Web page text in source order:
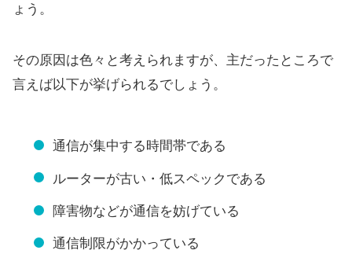
ょう。
その原因は色々と考えられますが、主だったところで
言えば以下が挙げられるでしょう。
通信が集中する時間帯である
ルーターが古い・低スペックである
障害物などが通信を妨げている
通信制限がかかっている